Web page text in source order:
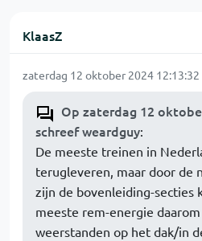
KlaasZ
zaterdag 12 oktober 2024 12:13:32
Op zaterdag 12
schreef weardguy:
De meeste treinen in
terugleveren, maar door de
zijn de bovenleiding-secties
meeste rem-energie
weerstanden op het dak/in